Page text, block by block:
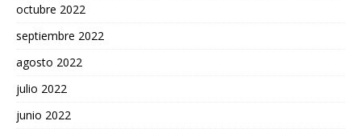
octubre 2022
septiembre 2022
agosto 2022
julio 2022
junio 2022